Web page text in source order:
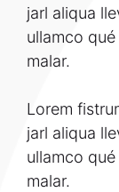
jarl aliqua
ullamco
malar.
Lorem
jarl aliqua
ullamco
malar.